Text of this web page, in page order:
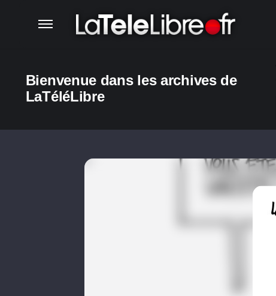
Bienvenue dans les archives de
LaTéléLibre